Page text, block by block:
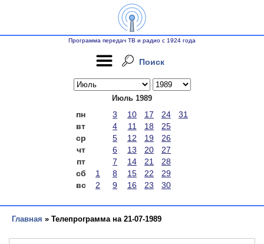
Программа передач ТВ и радио с 1924 года
Поиск
Июль 1989
пн 3 10 17 24
31
вт
4 11 18
25
ср
5 12 19
26
чт
6 13 20
27
пт
7 14 21
28
сб
1 8 15 22
29
вс
2 9 16 23 30
Главная » Телепрограмма на 21-07-1989